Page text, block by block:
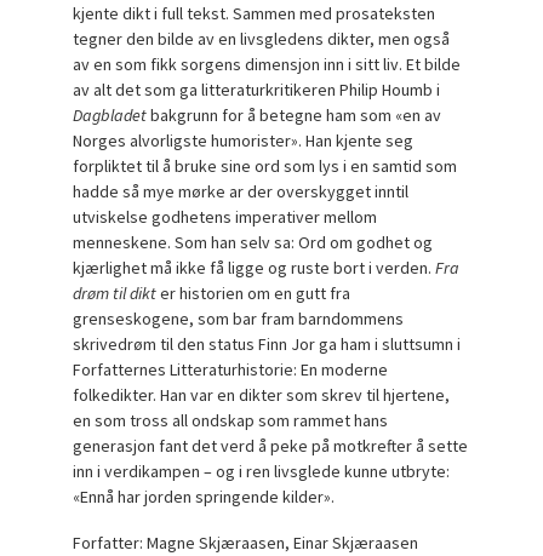
kjente dikt i full tekst. Sammen med prosateksten
tegner den bilde av en livsgledens dikter, men også
av en som fikk sorgens dimensjon inn i sitt liv. Et bilde
av alt det som ga litteraturkritikeren Philip Houmb i
Dagbladetbakgrunn for å betegne ham som «en av
Norges alvorligste humorister». Han kjente seg
forpliktet til å bruke sine ord som lys i en samtid som
hadde så mye mørke ar der overskygget inntil
utviskelse godhetens imperativer mellom
menneskene. Som han selv sa: Ord om godhet og
kjærlighet må ikke få ligge og ruste bort i verden.Fra
drøm til dikter historien om en gutt fra
grenseskogene, som bar fram barndommens
skrivedrøm til den status Finn Jor ga ham i sluttsumn i
Forfatternes Litteraturhistorie: En moderne
folkedikter. Han var en dikter som skrev til hjertene,
en som tross all ondskap som rammet hans
generasjon fant det verd å peke på motkrefter å sette
inn i verdikampen – og i ren livsglede kunne utbryte:
«Ennå har jorden springende kilder».
Forfatter: Magne Skjæraasen, Einar Skjæraasen